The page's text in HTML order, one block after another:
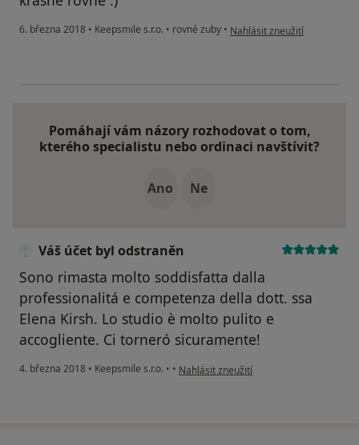
6. března 2018 • Keepsmile s.r.o. • rovné zuby • podle názoru uživatele Váš
Nahlásit zneužití
Pomáhají vám názory rozhodovat o tom,
kterého specialistu nebo ordinaci navštívit?
Ano Ne
Váš účet byl odstraněn
Sono rimasta molto soddisfatta dalla
professionalitá e competenza della dott. ssa
Elena Kirsh. Lo studio è molto pulito e
accogliente. Ci torneró sicuramente!
4. března 2018 • Keepsmile s.r.o. • • podle názoru uživatele Váš účet byl
Nahlásit zneužití